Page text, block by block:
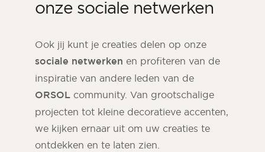
onze sociale netwerken
Ook jij kunt je creaties delen op onze
sociale netwerken en profiteren van de
inspiratie van andere leden van de
ORSOL community. Van grootschalige
projecten tot kleine decoratieve accenten,
we kijken ernaar uit om uw creaties te
ontdekken en te laten zien.